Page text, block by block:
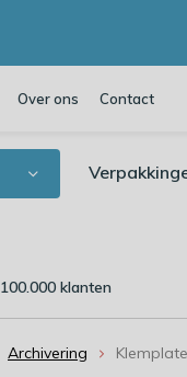
Over ons Contact
klanten
Archivering